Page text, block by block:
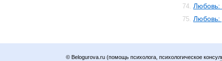
74. Любовь:
75. Любовь:
© Belogurova.ru (помощь психолога, психологическое